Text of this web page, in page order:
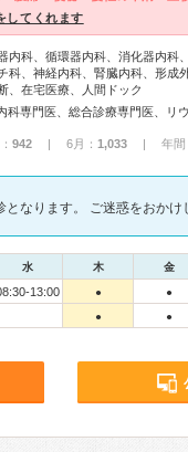
してくれます
内科、循環器内科、消化器内科
科、神経内科、腎臓内科、形成
、在宅医療、人間ドック
942 | 6月： 1,033 | 年間
なります。 ご迷惑をおかけ
水 木 金
13:00 ● ●
● ●